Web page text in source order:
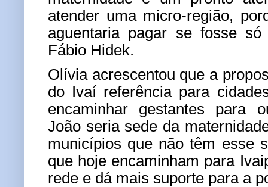
atender uma micro-região,
aguentaria pagar se fosse só
Fábio Hidek.
Olívia acrescentou que a
do Ivaí referência para
encaminhar gestantes para
João seria sede da
municípios que não têm esse
que hoje encaminham para
rede e dá mais suporte para a